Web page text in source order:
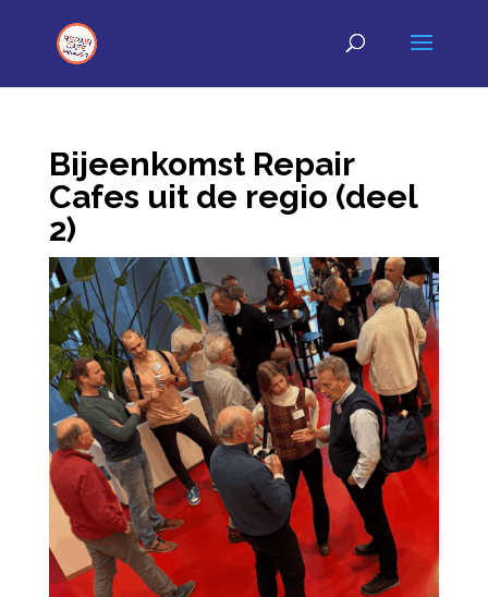
Bijeenkomst Repair
Cafes uit de regio (deel
2)